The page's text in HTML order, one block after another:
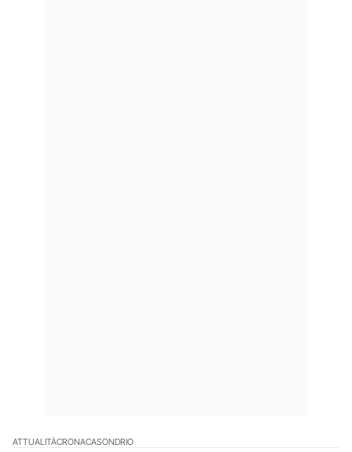
ATTUALITÀCRONACASONDRIO